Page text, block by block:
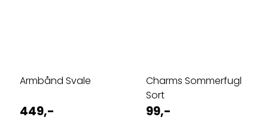
Armbånd Svale
449,-
Charms Sommerfugl
Sort
99,-